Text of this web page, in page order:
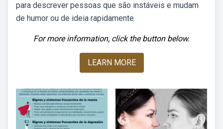
para descrever pessoas que são instáveis e mudam
de humor ou de ideia rapidamente.
For more information, click the button below.
LEARN MORE